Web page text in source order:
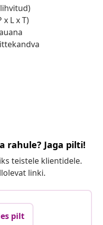
L x T)
rahule? Jaga pilti!
teistele klientidele.
linki.
pilt